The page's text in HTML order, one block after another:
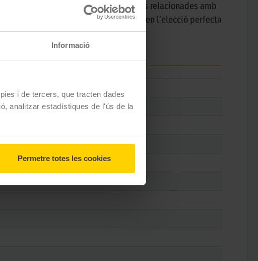
Informació
i de tercers, que tracten dades
analitzar estadístiques de l'ús de la
Permetre totes les cookies
i eficient, eliminant preocupacions relacionades amb
el Cinturato P7 (P7C2) es converteix en l’elecció perfecta